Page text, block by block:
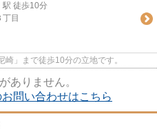
駅 徒歩10分
丁目
」まで徒歩10分の立地です。
ありません。
問い合わせはこちら